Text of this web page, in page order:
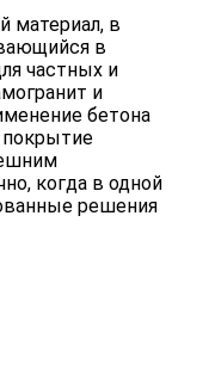
материал, в
в
частных и
и
бетона
когда в одной
решения